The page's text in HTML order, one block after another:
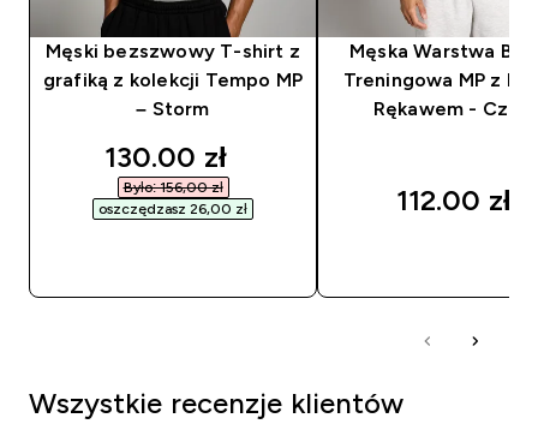
Męski bezszwowy T-shirt z
grafiką z kolekcji Tempo MP
– Storm
discounted price
130.00 zł‎
Było: 156,00 zł‎
oszczędzasz 26,00 zł‎
Męska Warstwa
Treningowa MP z
Rękawem -
112.00 zł‎
Wszystkie recenzje klientów